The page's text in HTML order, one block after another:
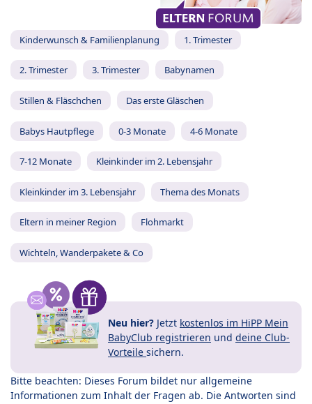
Kinderwunsch & Familienplanung 1. Trimester
2. Trimester 3. Trimester Babynamen
Stillen & Fläschchen Das erste Gläschen
Babys Hautpflege 0-3 Monate 4-6 Monate
7-12 Monate Kleinkinder im 2. Lebensjahr
Kleinkinder im 3. Lebensjahr Thema des Monats
Eltern in meiner Region Flohmarkt
Wichteln, Wanderpakete & Co
Neu hier? Jetzt kostenlos im HiPP Mein
BabyClub registrieren und deine Club-
Vorteile sichern.
Bitte beachten: Dieses Forum bildet nur allgemeine
Informationen zum Inhalt der Fragen ab. Die Antworten sind